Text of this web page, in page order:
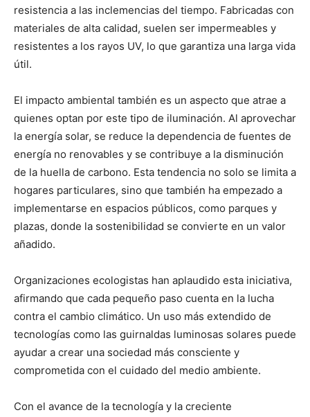
resistencia a las inclemencias del tiempo. Fabricadas con
materiales de alta calidad, suelen ser impermeables y
resistentes a los rayos UV, lo que garantiza una larga vida
útil.
El impacto ambiental también es un aspecto que atrae a
quienes optan por este tipo de iluminación. Al aprovechar
la energía solar, se reduce la dependencia de fuentes de
energía no renovables y se contribuye a la disminución
de la huella de carbono. Esta tendencia no solo se limita a
hogares particulares, sino que también ha empezado a
implementarse en espacios públicos, como parques y
plazas, donde la sostenibilidad se convierte en un valor
añadido.
Organizaciones ecologistas han aplaudido esta iniciativa,
afirmando que cada pequeño paso cuenta en la lucha
contra el cambio climático. Un uso más extendido de
tecnologías como las guirnaldas luminosas solares puede
ayudar a crear una sociedad más consciente y
comprometida con el cuidado del medio ambiente.
Con el avance de la tecnología y la creciente